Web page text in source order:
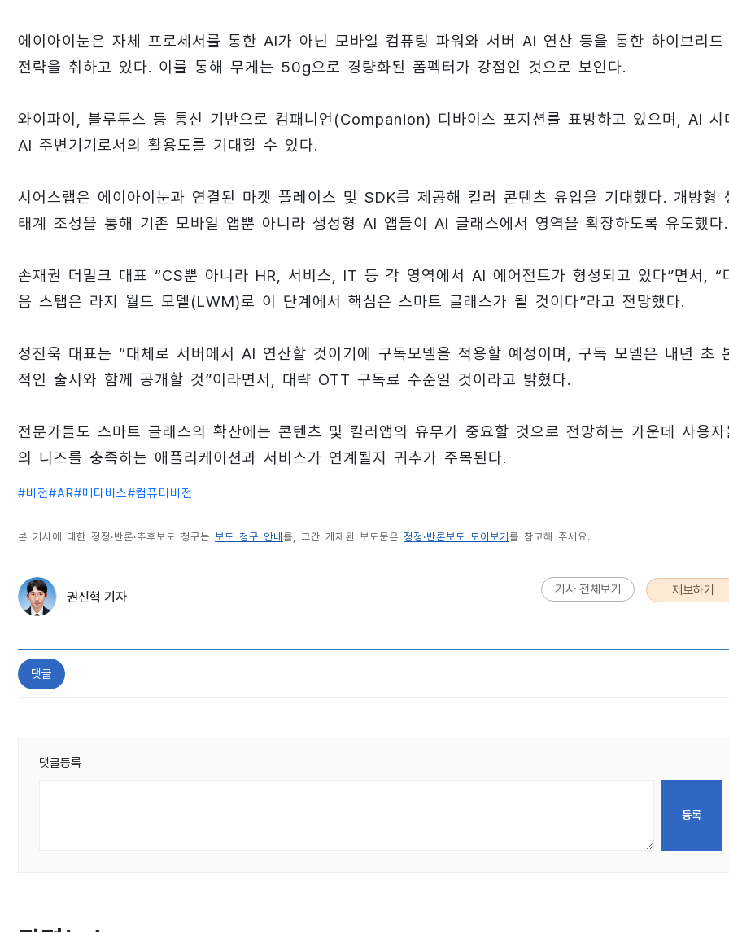
에이아이눈은 자체 프로세서를 통한 AI가 아닌 모바일 컴퓨팅 파워와 서버 AI 연산 등을 통한 하이브리드
전략을 취하고 있다. 이를 통해 무게는 50g으로 경량화된 폼펙터가 강점인 것으로 보인다.
와이파이, 블루투스 등 통신 기반으로 컴패니언(Companion) 디바이스 포지션를 표방하고 있으며, AI 시
AI 주변기기로서의 활용도를 기대할 수 있다.
시어스랩은 에이아이눈과 연결된 마켓 플레이스 및 SDK를 제공해 킬러 콘텐츠 유입을 기대했다. 개방형
태계 조성을 통해 기존 모바일 앱뿐 아니라 생성형 AI 앱들이 AI 글래스에서 영역을 확장하도록 유도했다.
손재권 더밀크 대표 “CS뿐 아니라 HR, 서비스, IT 등 각 영역에서 AI 에어전트가 형성되고 있다”면서, “
음 스탭은 라지 월드 모델(LWM)로 이 단계에서 핵심은 스마트 글래스가 될 것이다”라고 전망했다.
정진욱 대표는 “대체로 서버에서 AI 연산할 것이기에 구독모델을 적용할 예정이며, 구독 모델은 내년 초
적인 출시와 함께 공개할 것”이라면서, 대략 OTT 구독료 수준일 것이라고 밝혔다.
전문가들도 스마트 글래스의 확산에는 콘텐츠 및 킬러앱의 유무가 중요할 것으로 전망하는 가운데 사용자
의 니즈를 충족하는 애플리케이션과 서비스가 연계될지 귀추가 주목된다.
#비전#AR#메타버스#컴퓨터비전
본 기사에 대한 정정·반론·추후보도 청구는 보도 청구 안내 를, 그간 게재된 보도문은 정정·반론보도 모아보기 를 참고해 주세요.
권신혁 기자 기사 전체보기 제보하기
댓글
댓글등록